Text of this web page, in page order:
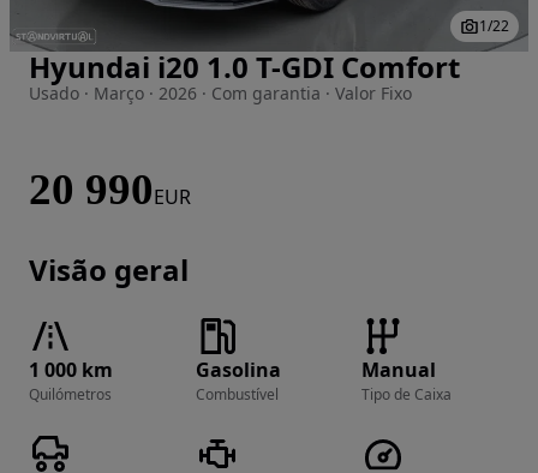
Imagem 1 de 22
1/22
Hyundai i20 1.0 T-GDI Comfort
Usado · Março · 2026 · Com garantia · Valor Fixo
20 990EUR
Visão geral
1 000 km
Quilómetros
Gasolina
Combustível
Manual
Tipo de Caixa